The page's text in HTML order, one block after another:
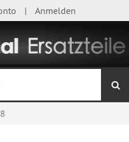
Anmelden